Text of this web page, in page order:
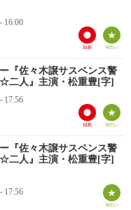
16:00
『佐々木譲サスペンス警
二人』主演・松重豊[字]
17:56
『佐々木譲サスペンス警
二人』主演・松重豊[字]
17:56